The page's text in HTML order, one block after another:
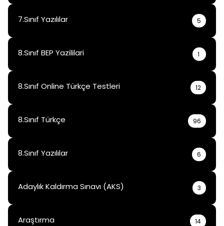
7.Sınıf Yazılılar 5
8.Sınıf BEP Yazililari 1
8.Sınıf Online Türkçe Testleri 12
8.Sınıf Türkçe 96
8.Sınıf Yazılılar 6
Adaylık Kaldırma Sınavı (AKS) 3
Araştırma 14